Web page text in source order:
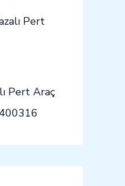
Pert
Pert Araç